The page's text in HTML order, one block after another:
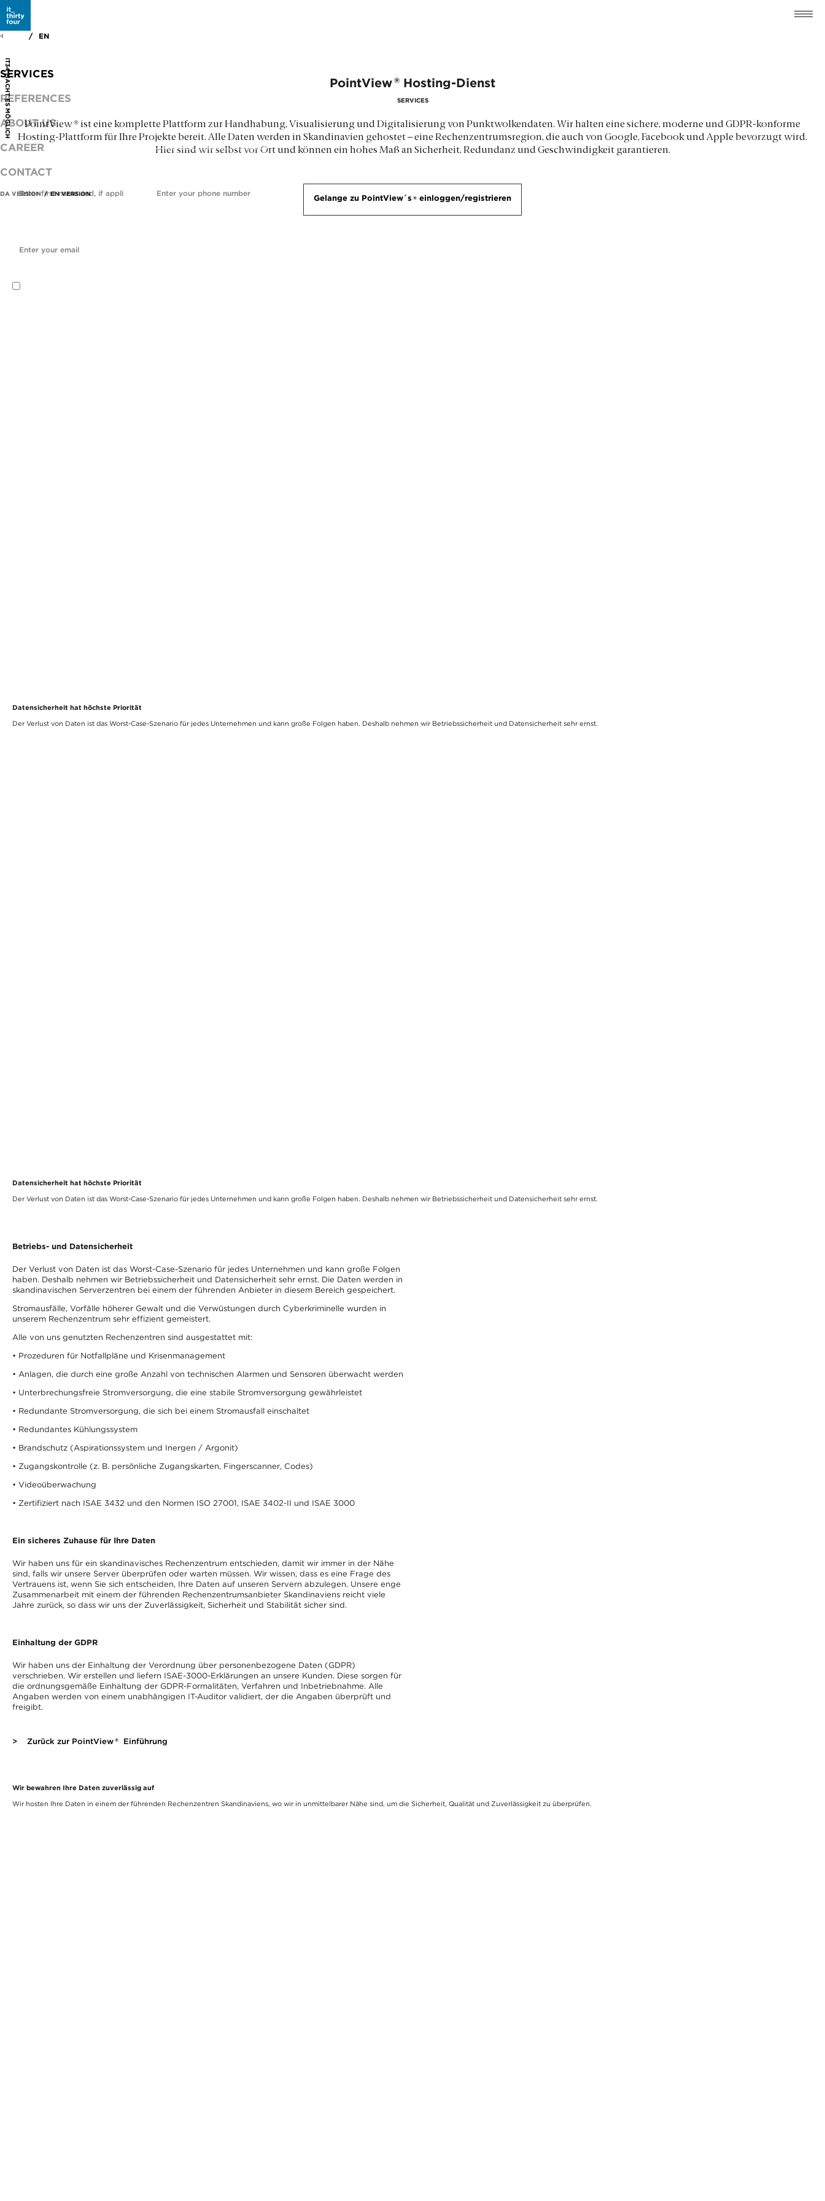
SERVICES
REFERENCES
ABOUT US
CAREER
CONTACT
DA VERSION EN VERSION
EN
PointView®Hosting-Dienst
SERVICES
PointView®ist eine komplette Plattform zur Handhabung, Visualisierung und Digitalisierung von Punktwolkendaten. Wir halten eine sichere, moderne und GDPR-konforme
Hosting-Plattform für Ihre Projekte bereit. Alle Daten werden in Skandinavien gehostet – eine Rechenzentrumsregion, die auch von Google, Facebook und Apple bevorzugt wird.
Hier sind wir selbst vor Ort und können ein hohes Maß an Sicherheit, Redundanz und Geschwindigkeit garantieren.
IT34 MACHT ES MÖGLICH
Gelange zu PointView´s ®einloggen/registrieren
Datensicherheit hat höchste Priorität
Der Verlust von Daten ist das Worst-Case-Szenario für jedes Unternehmen und kann große Folgen haben. Deshalb nehmen wir Betriebssicherheit und Datensicherheit sehr ernst.
Datensicherheit hat höchste Priorität
Der Verlust von Daten ist das Worst-Case-Szenario für jedes Unternehmen und kann große Folgen haben. Deshalb nehmen wir Betriebssicherheit und Datensicherheit sehr ernst.
Betriebs- und Datensicherheit
Der Verlust von Daten ist das Worst-Case-Szenario für jedes Unternehmen und kann große Folgen
haben. Deshalb nehmen wir Betriebssicherheit und Datensicherheit sehr ernst. Die Daten werden in
skandinavischen Serverzentren bei einem der führenden Anbieter in diesem Bereich gespeichert.
Stromausfälle, Vorfälle höherer Gewalt und die Verwüstungen durch Cyberkriminelle wurden in
unserem Rechenzentrum sehr effizient gemeistert.
Alle von uns genutzten Rechenzentren sind ausgestattet mit:
• Prozeduren für Notfallpläne und Krisenmanagement
• Anlagen, die durch eine große Anzahl von technischen Alarmen und Sensoren überwacht werden
• Unterbrechungsfreie Stromversorgung, die eine stabile Stromversorgung gewährleistet
• Redundante Stromversorgung, die sich bei einem Stromausfall einschaltet
• Redundantes Kühlungssystem
• Brandschutz (Aspirationssystem und Inergen / Argonit)
• Zugangskontrolle (z. B. persönliche Zugangskarten, Fingerscanner, Codes)
• Videoüberwachung
• Zertifiziert nach ISAE 3432 und den Normen ISO 27001, ISAE 3402-II und ISAE 3000
Ein sicheres Zuhause für Ihre Daten
Wir haben uns für ein skandinavisches Rechenzentrum entschieden, damit wir immer in der Nähe
sind, falls wir unsere Server überprüfen oder warten müssen. Wir wissen, dass es eine Frage des
Vertrauens ist, wenn Sie sich entscheiden, Ihre Daten auf unseren Servern abzulegen. Unsere enge
Zusammenarbeit mit einem der führenden Rechenzentrumsanbieter Skandinaviens reicht viele
Jahre zurück, so dass wir uns der Zuverlässigkeit, Sicherheit und Stabilität sicher sind.
Einhaltung der GDPR
Wir haben uns der Einhaltung der Verordnung über personenbezogene Daten (GDPR)
verschrieben. Wir erstellen und liefern ISAE-3000-Erklärungen an unsere Kunden. Diese sorgen für
die ordnungsgemäße Einhaltung der GDPR-Formalitäten, Verfahren und Inbetriebnahme. Alle
Angaben werden von einem unabhängigen IT-Auditor validiert, der die Angaben überprüft und
freigibt.
> Zurück zur PointView® Einführung
Wir bewahren Ihre Daten zuverlässig auf
Wir hosten Ihre Daten in einem der führenden Rechenzentren Skandinaviens, wo wir in unmittelbarer Nähe sind, um die Sicherheit, Qualität und Zuverlässigkeit zu überprüfen.
GET IN TOUCH
It costs nothing to ask.
I would like to know more about...
Name